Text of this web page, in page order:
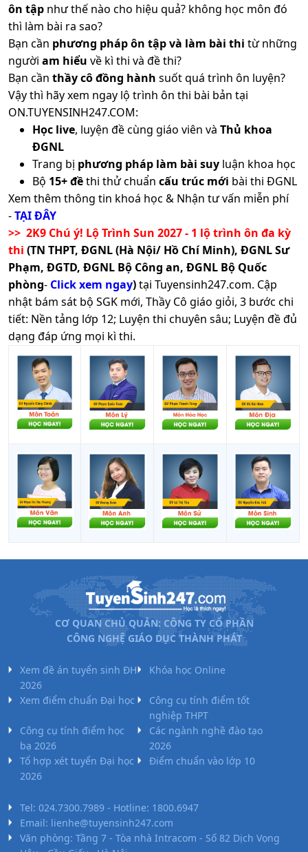
ôn tập như thế nào cho hiệu quả? không học môn đó
thì làm bài ra sao?
Bạn cần phương pháp ôn tập và làm bài thi từ những
người am hiểu về kì thi và đề thi?
Bạn cần thầy cô đồng hành suốt quá trình ôn luyện?
Vậy thì hãy xem ngay lộ trình ôn thi bài bản tại
ON.TUYENSINH247.COM:
Học live, luyện đề cùng giáo viên và Thủ khoa
ĐGNL
Trang bị phương pháp làm bài suy luận khoa học
Bộ 15+ đềthi thử chuẩn cấu trúc mới bài thi ĐGNL
Xem thêm thông tin khoá học & Nhận tư vấn miễn phí
-TẠI ĐÂY
>> 2K9 Chú ý! Lộ Trình Sun 2027 - 1 lộ trình ôn đa kỳ
thi (TN THPT, ĐGNL (Hà Nội/ Hồ Chí Minh), ĐGNL Sư
Phạm, ĐGTD, ĐGNL Bộ Công an, ĐGNL Bộ Quốc
phòng- Click xem ngay)tại Tuyensinh247.com. Cập
nhật bám sát bộ SGK mới, Thầy Cô giáo giỏi, 3 bước chi
tiết: Nền tảng lớp 12; Luyện thi chuyên sâu; Luyện đề đủ
dạng đáp ứng mọi kì thi.
CƠ QUAN CHỦ QUẢN: CÔNG TY CỔ PHẦN
CÔNG NGHỆ GIÁO DỤC THÀNH PHÁT
Xem đề án tuyển sinh ĐH
2026
Khóa học Online
Xem điểm chuẩn Đại học
Công cụ tính điểm tốt
nghiệp THPT
Công cụ tính điểm học
bạ 2026
Các ngành nghề đào tạo
2026
Tổ hợp xét tuyển Đại học
2026
Điểm chuẩn vào lớp 10
Tel: 024.7300.7989 - Hotline: 1800.6947
Email: lienhe@tuyensinh247.com
Văn phòng: Tầng 7 - Tòa nhà Intracom - Số 82 Dịch Vọng